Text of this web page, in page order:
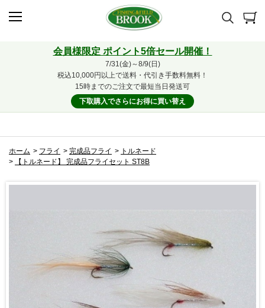
会員様限定 ポイント5倍セール開催！
7/31(金)～8/9(日)
税込10,000円以上で送料・代引き手数料無料！
15時までのご注文で最短当日発送可
下取購入でさらにお得に買い替え
ホーム > フライ > 完成品フライ > トルネード
>
【トルネード】 完成品フライセット ST8B